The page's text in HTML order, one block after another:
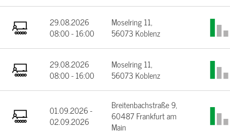
29.08.2026
08:00 - 16:00
Moselring 11,
56073 Koblenz
29.08.2026
08:00 - 16:00
Moselring 11,
56073 Koblenz
01.09.2026 -
02.09.2026
Breitenbachstraße 9,
60487 Frankfurt am
Main